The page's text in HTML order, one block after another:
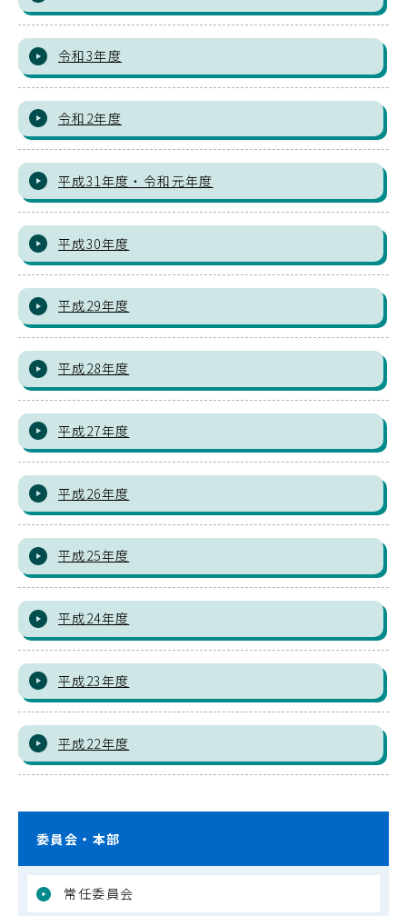
令和3年度
令和2年度
平成31年度・令和元年度
平成30年度
平成29年度
平成28年度
平成27年度
平成26年度
平成25年度
平成24年度
平成23年度
平成22年度
委員会・本部
常任委員会